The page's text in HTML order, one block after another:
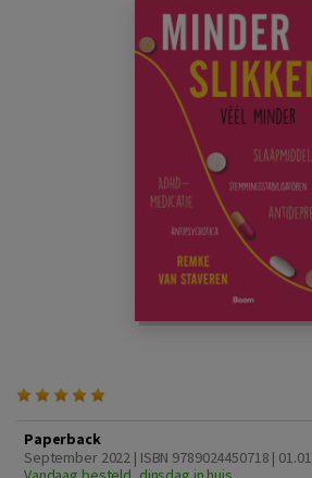
Paperback
September 2022 | ISBN 9789024450718 | 01.01